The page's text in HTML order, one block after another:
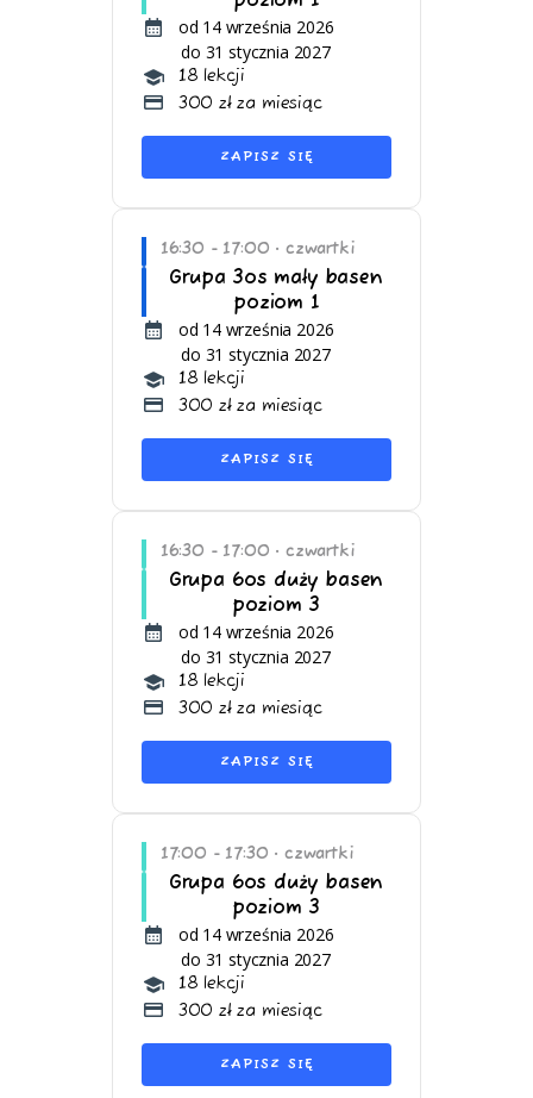
od 14 września 2026
do 31 stycznia 2027
18 lekcji
300 zł za miesiąc
ZAPISZ SIĘ
16:30 - 17:00 • czwartki
Grupa 3os mały basen
poziom 1
od 14 września 2026
do 31 stycznia 2027
18 lekcji
300 zł za miesiąc
ZAPISZ SIĘ
16:30 - 17:00 • czwartki
Grupa 6os duży basen
poziom 3
od 14 września 2026
do 31 stycznia 2027
18 lekcji
300 zł za miesiąc
ZAPISZ SIĘ
17:00 - 17:30 • czwartki
Grupa 6os duży basen
poziom 3
od 14 września 2026
do 31 stycznia 2027
18 lekcji
300 zł za miesiąc
ZAPISZ SIĘ